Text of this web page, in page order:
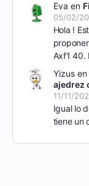
Eva en
05/02/
Hola !
Axf1 40.
Yizusen
ajedrez
11/11/
Igual lo
tiene un